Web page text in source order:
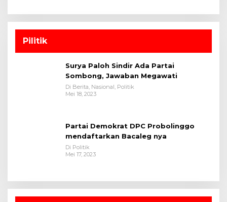
Pilitik
Surya Paloh Sindir Ada Partai
Sombong, Jawaban Megawati
Di Berita, Nasional, Politik
Mei 18, 2023
Partai Demokrat DPC Probolinggo
mendaftarkan Bacaleg nya
Di Politik
Mei 17, 2023